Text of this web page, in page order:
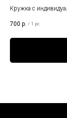
Кружка с
700 р. / 1 pc